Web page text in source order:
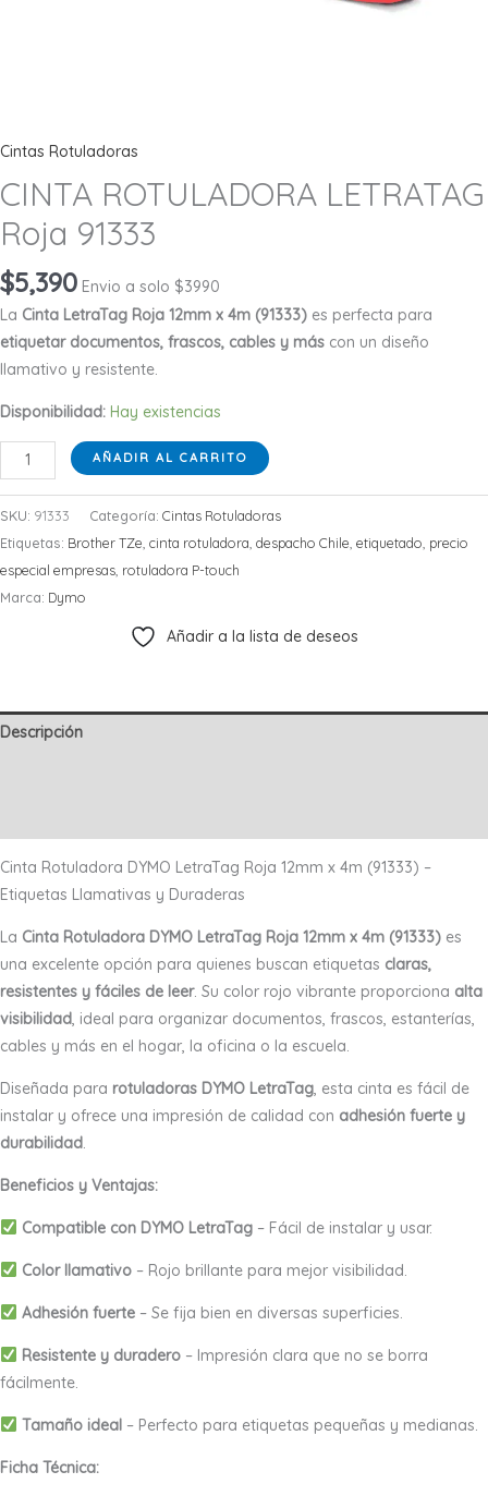
Cintas Rotuladoras
CINTA ROTULADORA LETRATAG
Roja 91333
$5,390 Envio a solo $3990
La Cinta LetraTag Roja 12mm x 4m (91333) es perfecta para
etiquetar documentos, frascos, cables y más con un diseño
llamativo y resistente.
Disponibilidad: Hay existencias
CINTA
ROTULADORA
LETRATAG
Roja
91333
cantidad
AÑADIR AL CARRITO
SKU: 91333 Categoría: Cintas Rotuladoras
Etiquetas: Brother TZe, cinta rotuladora, despacho Chile, etiquetado, precio
especial empresas, rotuladora P-touch
Marca: Dymo
Añadir a la lista de deseos
Descripción
Cinta Rotuladora DYMO LetraTag Roja 12mm x 4m (91333) –
Etiquetas Llamativas y Duraderas
La Cinta Rotuladora DYMO LetraTag Roja 12mm x 4m (91333) es
una excelente opción para quienes buscan etiquetas claras,
resistentes y fáciles de leer. Su color rojo vibrante proporciona alta
visibilidad , ideal para organizar documentos, frascos, estanterías,
cables y más en el hogar, la oficina o la escuela.
Diseñada para rotuladoras DYMO LetraTag , esta cinta es fácil de
instalar y ofrece una impresión de calidad con adhesión fuerte y
durabilidad
Beneficios y Ventajas:
Compatible con DYMO LetraTag– Fácil de instalar y usar.
Color llamativo– Rojo brillante para mejor visibilidad.
Adhesión fuerte– Se fija bien en diversas superficies.
Resistente y duradero– Impresión clara que no se borra
fácilmente.
Tamaño ideal– Perfecto para etiquetas pequeñas y medianas.
Ficha Técnica: